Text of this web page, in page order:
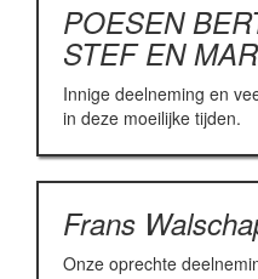
POESEN
STEF EN
Innige deelneming en
in deze moeilijke tijden.
Frans
Onze oprechte